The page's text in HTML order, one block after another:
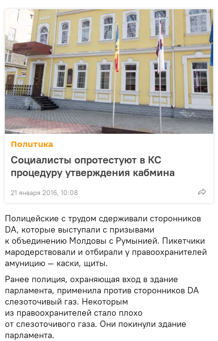
Политика
Социалисты опротестуют в КС
процедуру утверждения кабмина
21 января 2016, 10:08
Полицейские с трудом сдерживали сторонников
DA, которые выступали с призывами
к объединению Молдовы с Румынией. Пикетчики
мародерствовали и отбирали у правоохранителей
амуницию — каски, щиты.
Ранее полиция, охраняющая вход в здание
парламента, применила против сторонников DA
слезоточивый газ. Некоторым
из правоохранителей стало плохо
от слезоточивого газа. Они покинули здание
парламента.